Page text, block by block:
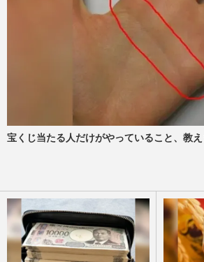
宝くじ当たる人だけがやっていること、教